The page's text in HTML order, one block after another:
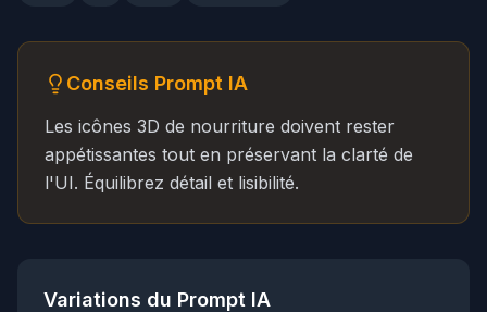
Conseils Prompt IA
Les icônes 3D de nourriture doivent rester
appétissantes tout en préservant la clarté de
l'UI. Équilibrez détail et lisibilité.
Variations du Prompt IA